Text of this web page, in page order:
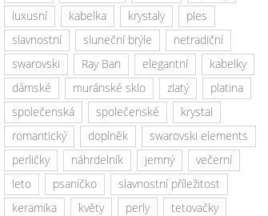
luxusní
kabelka krystaly
ples
slavnostní
sluneční brýle
netradiční
swarovski
Ray Ban elegantní
kabelky
dámské
muránské sklo zlatý
platina
společenská
společenské
krystal
romantický
doplněk
swarovski elements
perličky
náhrdelník jemný
večerní
leto
psaníčko
slavnostní příležitost
keramika
květy perly
tetovačky